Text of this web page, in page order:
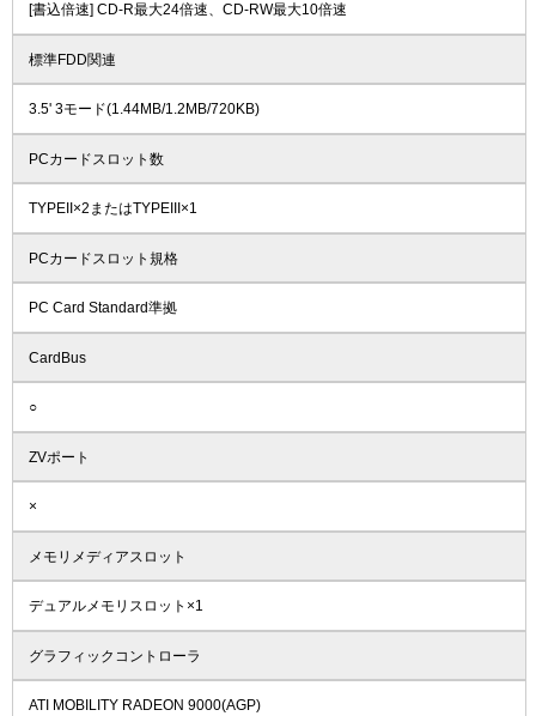
[書込倍速] CD-R最大24倍速、CD-RW最大10倍速
標準FDD関連
3.5' 3モード(1.44MB/1.2MB/720KB)
PCカードスロット数
TYPEII×2またはTYPEIII×1
PCカードスロット規格
PC Card Standard準拠
CardBus
○
ZVポート
×
メモリメディアスロット
デュアルメモリスロット×1
グラフィックコントローラ
ATI MOBILITY RADEON 9000(AGP)